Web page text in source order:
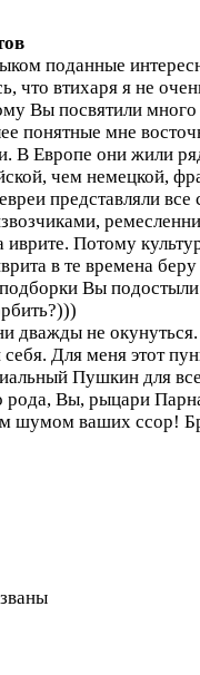
поданные
втихаря я не
Вы посвятили много
понятные мне
В Европе они жили
чем немецкой,
представляли
Потому
в те времена
Вы подостыли
дважды не окунуться.
Для меня этот
Пушкин для
Вы, рыцари
шумом ваших ссор!